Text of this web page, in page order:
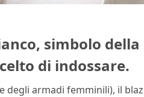
simbolo
di indossare.
degli armadi femminili), il